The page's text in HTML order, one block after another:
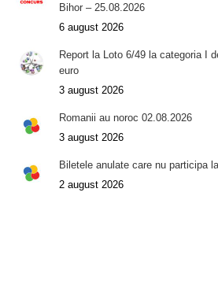
Bihor – 25.08.2026
6 august 2026
Report la Loto 6/49 la categoria I
euro
3 august 2026
Romanii au noroc 02.08.2026
3 august 2026
Biletele anulate care nu participa
2 august 2026